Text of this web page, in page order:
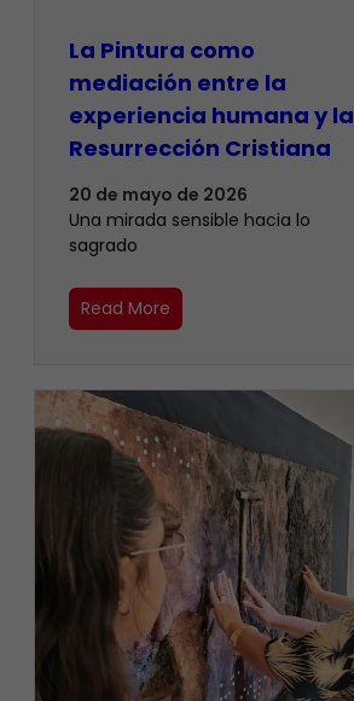
La Pintura como
mediación entre la
experiencia humana y la
Resurrección Cristiana
20 de mayo de 2026
Una mirada sensible hacia lo
sagrado
Read More